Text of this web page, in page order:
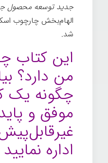
جدید توسعه محصول
الهام‌بخش چارچوب
شد.
این کتاب
من دارد؟
چگونه یک
موفق و
اداره نمایید